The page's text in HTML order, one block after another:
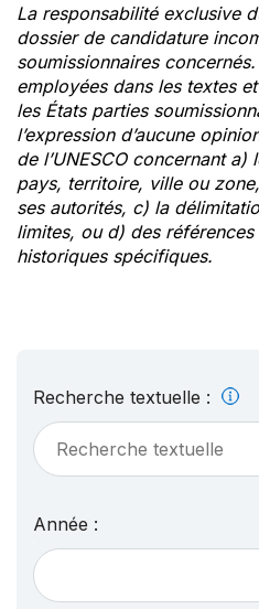
La responsabilité exclusive
dossier de candidature
soumissionnaires
employées dans les textes
les États parties
l’expression d’aucune
de l’UNESCO concernant
pays, territoire, ville ou
ses autorités, c) la
limites, ou d) des références
historiques spécifiques.
Recherche textuelle :
Année :